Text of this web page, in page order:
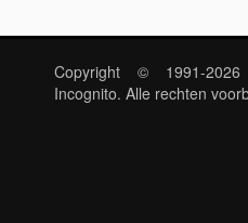
Copyright © 1991-2026
Incognito. Alle rechten